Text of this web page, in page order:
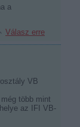
a
Válasz erre
VB
több mint
az IFI VB-